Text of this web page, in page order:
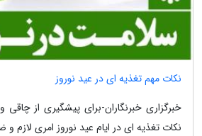
نکات مهم تغذیه ای در عید نوروز
خبرگزاری خبرنگاران-برای پیشگیری از
نکات تغذیه ای در ایام عید نوروز امری لازم